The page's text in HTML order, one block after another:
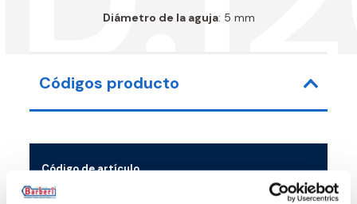
Diámetro de la aguja: 5 mm
Códigos producto
Código de artículo